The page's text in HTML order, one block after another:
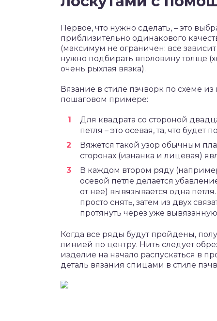
Первое, что нужно сделать, – это
приблизительно одинакового
(максимум не ограничен: все
нужно подбирать вполовину толще
очень рыхлая вязка).
Вязание в стиле пэчворк по схеме
пошаговом примере:
Для квадрата со стороной
петля – это осевая, та, что будет
Вяжется такой узор обычным
сторонах (изнанка и лицевая)
В каждом втором ряду
осевой петле делается
от нее) вывязывается одна
просто снять, затем из двух
протянуть через уже
Когда все ряды будут пройдены,
линией по центру. Нить следует
изделие на начало распускаться в
деталь вязания спицами в стиле